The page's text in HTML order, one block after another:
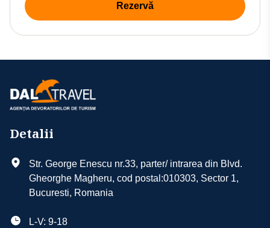
Rezervă
Detalii
Str. George Enescu nr.33, parter/ intrarea din Blvd.
Gheorghe Magheru, cod postal:010303, Sector 1,
Bucuresti, Romania
L-V: 9-18